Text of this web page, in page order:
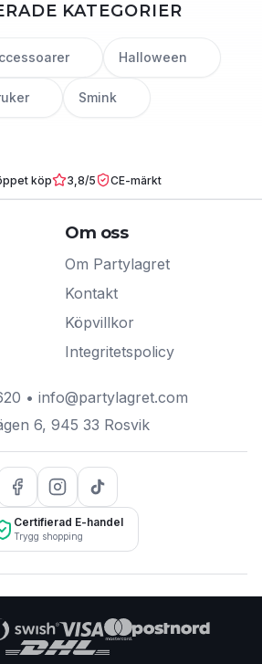
KATEGORIER
Halloween
Smink
köp 3,8/5 CE-märkt
Om oss
Om Partylagret
Kontakt
Köpvillkor
Integritetspolicy
• info@partylagret.com
6, 945 33 Rosvik
Certifierad E-handel
Trygg shopping